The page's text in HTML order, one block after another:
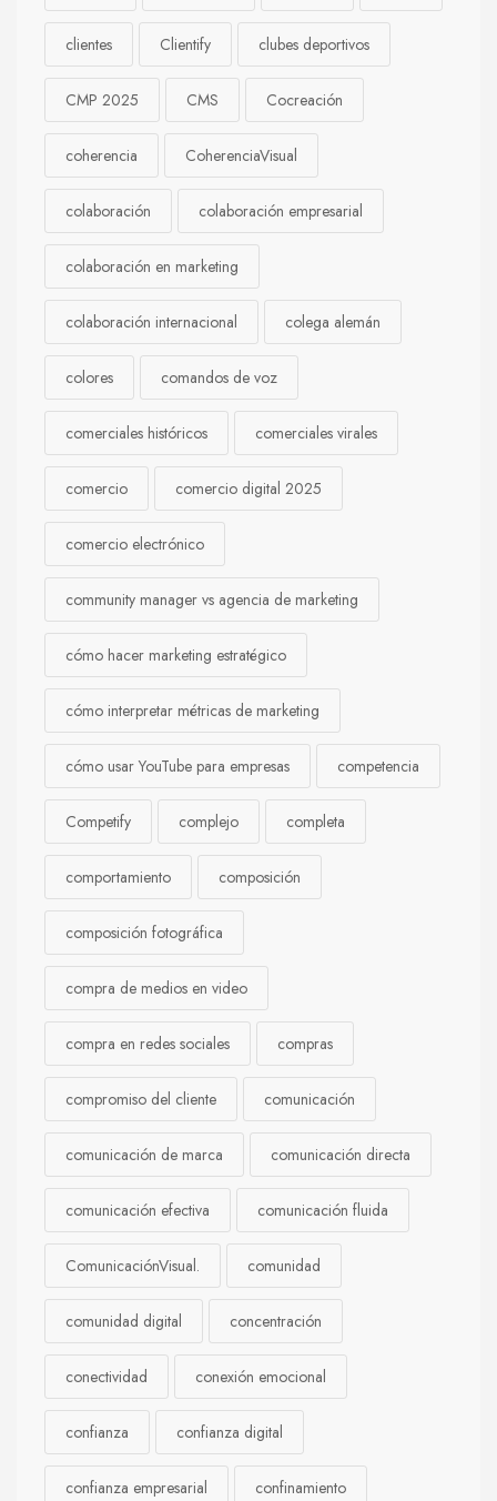
clientes Clientify clubes deportivos
CMP 2025 CMS Cocreación
coherencia CoherenciaVisual
colaboración colaboración empresarial
colaboración en marketing
colaboración internacional colega alemán
colores comandos de voz
comerciales históricos comerciales virales
comercio comercio digital 2025
comercio electrónico
community manager vs agencia de marketing
cómo hacer marketing estratégico
cómo interpretar métricas de marketing
cómo usar YouTube para empresas competencia
Competify complejo completa
comportamiento composición
composición fotográfica
compra de medios en video
compra en redes sociales compras
compromiso del cliente comunicación
comunicación de marca comunicación directa
comunicación efectiva comunicación fluida
ComunicaciónVisual. comunidad
comunidad digital concentración
conectividad conexión emocional
confianza confianza digital
confianza empresarial confinamiento